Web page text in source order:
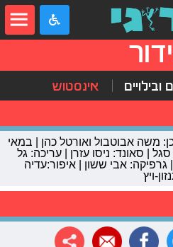
ובילויים אינסטוש
משה אבוטבול ואורטל כהן | במאי
| סאונד: ניסו עזרן | עריכה: גל
אבי ששון | איפור:עדיה
ויץ